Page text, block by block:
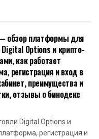
обзор платформы для
Digital Options и крипто-
как работает
регистрация и вход в
преимущества и
отзывы о бинодекс
Digital Options и
регистрация и